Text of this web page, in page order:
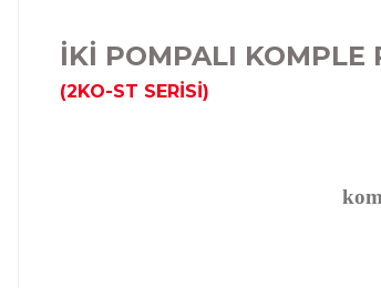
İKİ POMPALI KOMPLE
(2KO-ST SERİSİ)